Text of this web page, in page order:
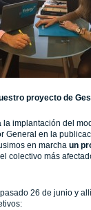
proyecto de
la implantación del
General en la
en marcha un
colectivo más
26 de junio y